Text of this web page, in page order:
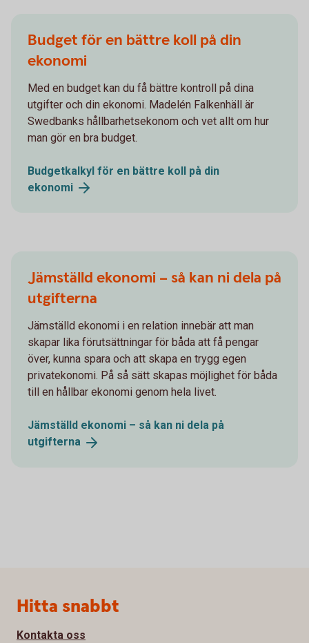
Budget för en bättre koll på din
ekonomi
Med en budget kan du få bättre kontroll på dina
utgifter och din ekonomi. Madelén Falkenhäll är
Swedbanks hållbarhetsekonom och vet allt om hur
man gör en bra budget.
Budgetkalkyl för en bättre koll på din
ekonomi
Jämställd ekonomi – så kan ni dela på
utgifterna
Jämställd ekonomi i en relation innebär att man
skapar lika förutsättningar för båda att få pengar
över, kunna spara och att skapa en trygg egen
privatekonomi. På så sätt skapas möjlighet för båda
till en hållbar ekonomi genom hela livet.
Jämställd ekonomi – så kan ni dela på
utgifterna
Sidfot
Hitta snabbt
Kontakta oss